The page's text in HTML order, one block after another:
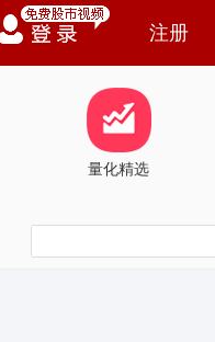
注册
量化精选